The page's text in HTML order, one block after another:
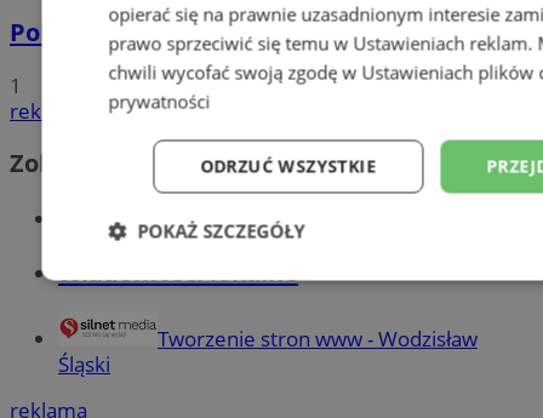
Policyjna eskorta na porodówkę
1
reklama
Zobacz również
Wiadomości kryminalne w Wodzisławiu
Wiadomości lokalne
Tworzenie stron www - Wodzisław
Śląski
reklama
opierać się na prawnie uzasadnionym interesie
prawo sprzeciwić się temu w Ustawieniach reklam.
chwili wycofać swoją zgodę w Ustawieniach plików
prywatności
ODRZUĆ WSZYSTKIE
POKAŻ SZCZEGÓŁY
Niezbędne Wydajność